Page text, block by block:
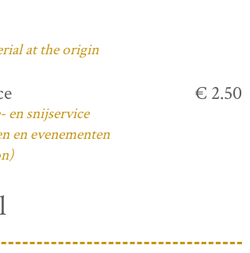
at the origin
en snijservice
en evenementen
€ 2.50